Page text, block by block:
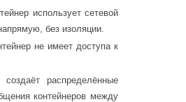
использует сетевой
без изоляции.
не имеет доступа к
распределённые
контейнеров между